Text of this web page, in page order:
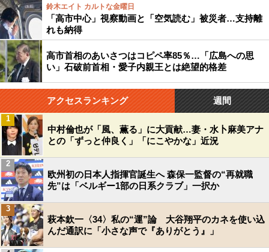
鈴木エイト カルトな金曜日
「高市中心」視察動画と「空気読む」被災者…支持離
れも納得
高市首相のあいさつはコピペ率85％…「広島への思
い」石破前首相・愛子内親王とは絶望的格差
アクセスランキング 週間
中村倫也が「風、薫る」に大貢献…妻・水卜麻美アナ
との「ずっと仲良く」「にこやかな」近況
1
欧州初の日本人指揮官誕生へ 森保一監督の“再就職
先”は「ベルギー1部の日系クラブ」一択か
2
萩本欽一〈34〉私の“運”論 大谷翔平のカネを使い込
んだ通訳に「小さな声で『ありがとう』」
3